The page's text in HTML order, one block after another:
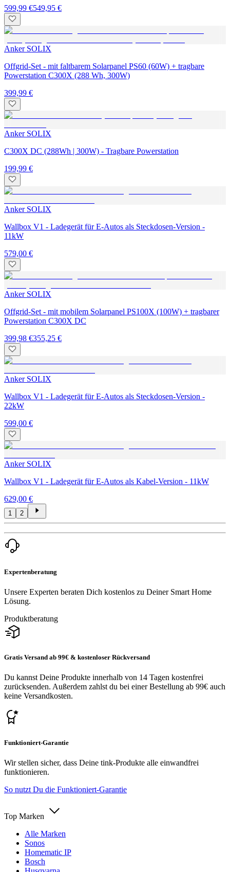
599,99 €549,95 €
Anker SOLIX
Offgrid-Set - mit faltbarem Solarpanel PS60 (60W) + tragbare
Powerstation C300X (288 Wh, 300W)
399,99 €
Anker SOLIX
C300X DC (288Wh | 300W) - Tragbare Powerstation
199,99 €
Anker SOLIX
Wallbox V1 - Ladegerät für E-Autos als Steckdosen-Version -
11kW
579,00 €
Anker SOLIX
Offgrid-Set - mit mobilem Solarpanel PS100X (100W) + tragbarer
Powerstation C300X DC
399,98 €355,25 €
Anker SOLIX
Wallbox V1 - Ladegerät für E-Autos als Steckdosen-Version -
22kW
599,00 €
Anker SOLIX
Wallbox V1 - Ladegerät für E-Autos als Kabel-Version - 11kW
629,00 €
1 2
Expertenberatung
Unsere Experten beraten Dich kostenlos zu Deiner Smart Home
Lösung.
Produktberatung
Gratis Versand ab 99€ & kostenloser Rückversand
Du kannst Deine Produkte innerhalb von 14 Tagen kostenfrei
zurücksenden. Außerdem zahlst du bei einer Bestellung ab 99€ auch
keine Versandkosten.
Funktioniert-Garantie
Wir stellen sicher, dass Deine tink-Produkte alle einwandfrei
funktionieren.
So nutzt Du die Funktioniert-Garantie
Top Marken
Alle Marken
Sonos
Homematic IP
Bosch